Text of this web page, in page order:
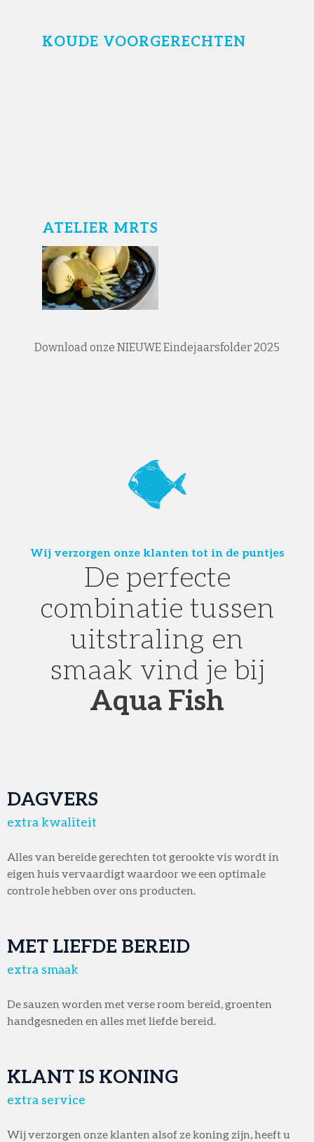
KOUDE VOORGERECHTEN
ATELIER MRTS
Download onze NIEUWE Eindejaarsfolder 2025
Wij verzorgen onze klanten tot in de puntjes
De perfecte
combinatie tussen
uitstraling en
smaak vind je bij
Aqua Fish
DAGVERS
extra kwaliteit
Alles van bereide gerechten tot gerookte vis wordt in
eigen huis vervaardigt waardoor we een optimale
controle hebben over ons producten.
MET LIEFDE BEREID
extra smaak
De sauzen worden met verse room bereid, groenten
handgesneden en alles met liefde bereid.
KLANT IS KONING
extra service
Wij verzorgen onze klanten alsof ze koning zijn, heeft u